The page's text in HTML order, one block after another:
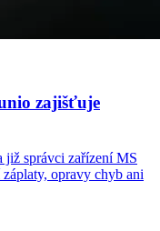
zajišťuje
již správci zařízení MS
opravy chyb ani